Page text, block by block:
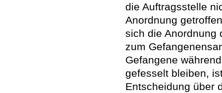
die Auftragsstelle
Anordnung
sich die Anordnung
zum
Gefangene
gefesselt bleiben,
Entscheidung über